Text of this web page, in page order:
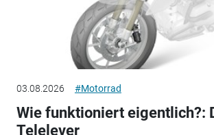
03.08.2026 #Motorrad
Wie funktioniert eigentlich?:
Telelever